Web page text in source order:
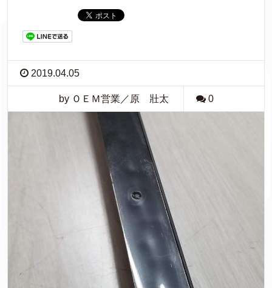
2019.04.05
by ＯＥＭ営業／原 壯太 0